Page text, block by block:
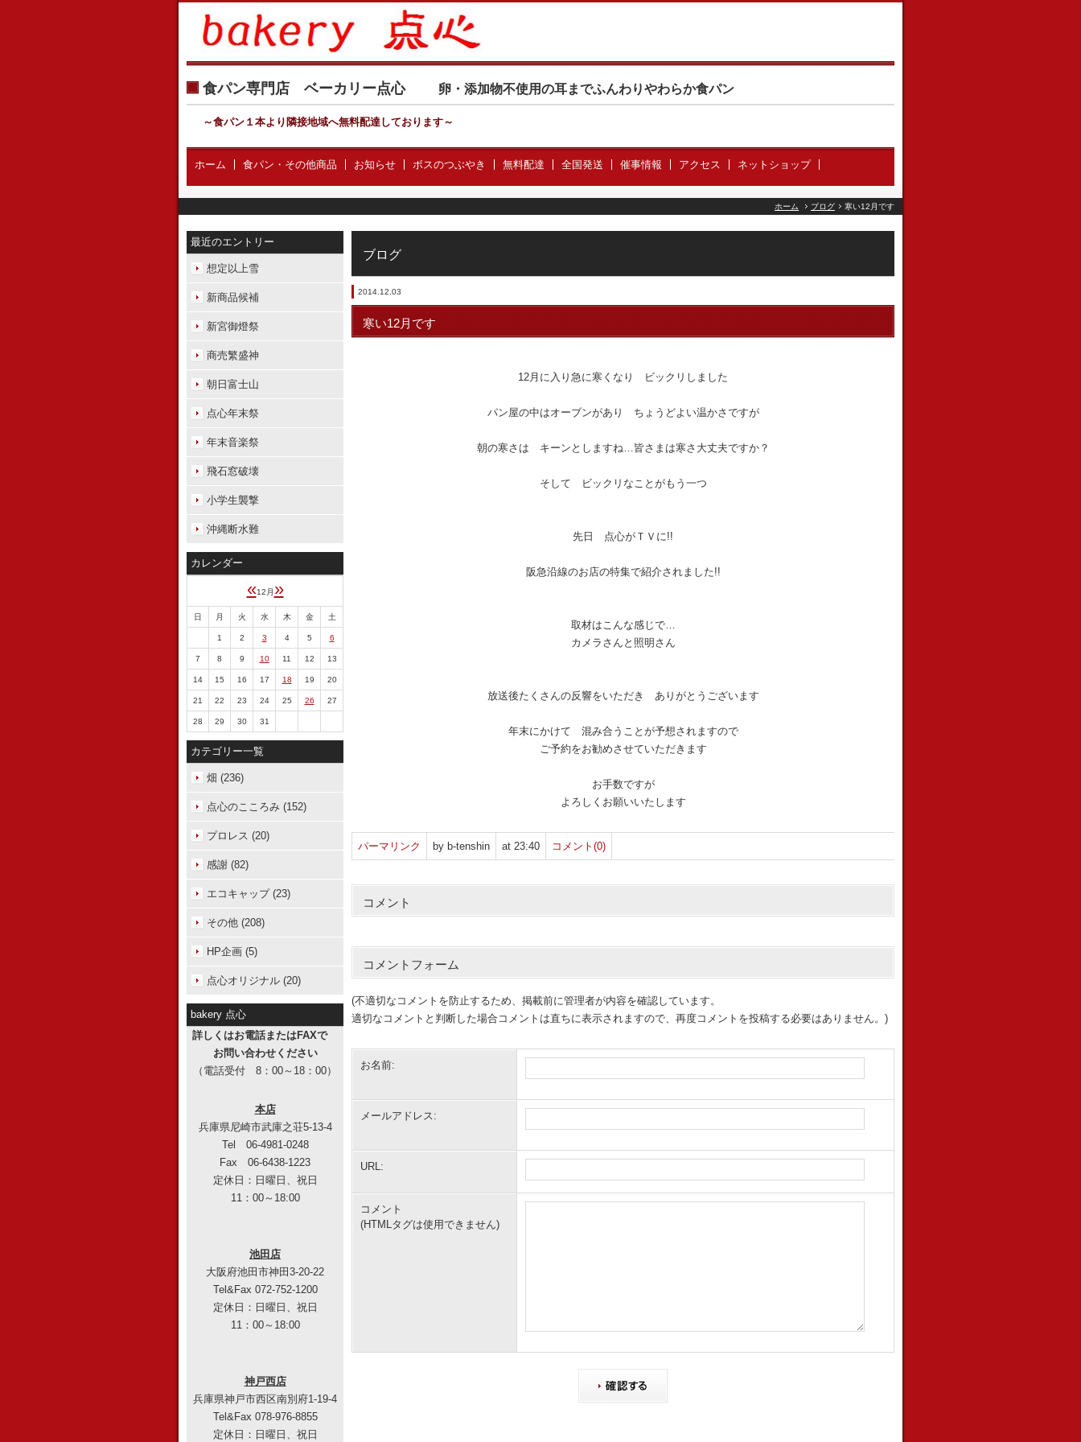
食パン専門店 ベーカリー点心 卵・添加物不使用の耳までふんわりやわらか食パン
～食パン１本より隣接地域へ無料配達しております～
ホーム 食パン・その他商品 お知らせ ボスのつぶやき 無料配達 全国発送 催事情報 アクセス ネットショップ
ホーム ブログ 寒い12月です
ブログ
2014.12.03
寒い12月です
12月に入り急に寒くなり ビックリしました
パン屋の中はオーブンがあり ちょうどよい温かさですが
朝の寒さは キーンとしますね…皆さまは寒さ大丈夫ですか？
そして ビックリなことがもう一つ
先日 点心がＴＶに!!
阪急沿線のお店の特集で紹介されました!!
取材はこんな感じで…
カメラさんと照明さん
放送後たくさんの反響をいただき ありがとうございます
年末にかけて 混み合うことが予想されますので
ご予約をお勧めさせていただきます
お手数ですが
よろしくお願いいたします
パーマリンク by b-tenshin at 23:40 コメント(0)
コメント
コメントフォーム
(不適切なコメントを防止するため、掲載前に管理者が内容を確認しています。
適切なコメントと判断した場合コメントは直ちに表示されますので、再度コメントを投稿する必要はありません。)
お名前:
メールアドレス:
URL:
コメント
(HTMLタグは使用できません)
最近のエントリー
想定以上雪
新商品候補
新宮御燈祭
商売繁盛神
朝日富士山
点心年末祭
年末音楽祭
飛石窓破壊
小学生襲撃
沖縄断水難
カレンダー
«12月 »
日 月 火 水 木 金 土
1 2 3 4 5 6
7 8 9 10 11 12 13
14 15 16 17 18 19 20
21 22 23 24 25 26 27
28 29 30 31
カテゴリー一覧
畑 (236)
点心のこころみ (152)
プロレス (20)
感謝 (82)
エコキャップ (23)
その他 (208)
HP企画 (5)
点心オリジナル (20)
bakery 点心
詳しくはお電話またはFAXで
お問い合わせください
（電話受付 8：00～18：00）
本店
兵庫県尼崎市武庫之荘5-13-4
Tel 06-4981-0248
Fax 06-6438-1223
定休日：日曜日、祝日
11：00～18:00
池田店
大阪府池田市神田3-20-22
Tel&Fax 072-752-1200
定休日：日曜日、祝日
11：00～18:00
神戸西店
兵庫県神戸市西区南別府1-19-4
Tel&Fax 078-976-8855
定休日：日曜日、祝日